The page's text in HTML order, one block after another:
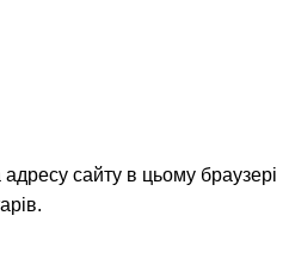
сайту в цьому браузері